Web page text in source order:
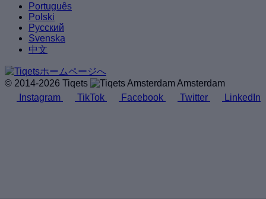
Português
Polski
Русский
Svenska
中文
© 2014-2026 Tiqets
Amsterdam
Instagram
TikTok Facebook Twitter LinkedIn